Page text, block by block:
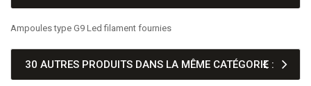
Ampoules type G9 Led filament fournies
30 AUTRES PRODUITS DANS LA MÊME CATÉGORIE :